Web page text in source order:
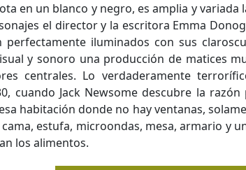
en un blanco y negro, es amplia y variada
el director y la escritora Emma
perfectamente iluminados con sus
y sonoro una producción de matices
centrales. Lo verdaderamente
cuando Jack Newsome descubre la
habitación donde no hay ventanas,
estufa, microondas, mesa, armario y
los alimentos.